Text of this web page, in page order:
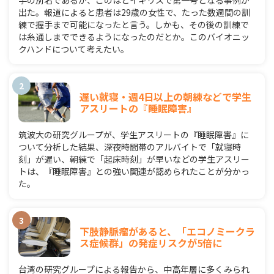
出た。報道によると患者は29歳の女性で、たった数週間の訓
練で握手まで可能になったと言う。しかも、その後の訓練で
は糸通しまでできるようになったのだとか。このバイオニッ
クハンドについて考えたい。
遅い就寝・週4日以上の朝練などで学生
アスリートの『睡眠障害』
筑波大の研究グループが、学生アスリートの『睡眠障害』に
ついて分析した結果、深夜時間帯のアルバイトで「就寝時
刻」が遅い、朝練で「起床時刻」が早いなどの学生アスリー
トは、『睡眠障害』との強い関連が認められたことが分かっ
た。
下肢静脈瘤があると、「エコノミークラ
ス症候群」の発症リスクが5倍に
台湾の研究グループによる報告から、中高年層に多くみられ